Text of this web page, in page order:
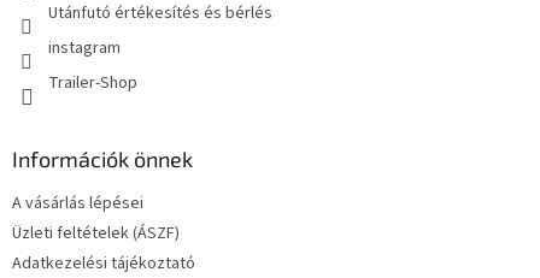
Utánfutó értékesítés és bérlés
instagram
Trailer-Shop
Információk önnek
A vásárlás lépései
Üzleti feltételek (ÁSZF)
Adatkezelési tájékoztató